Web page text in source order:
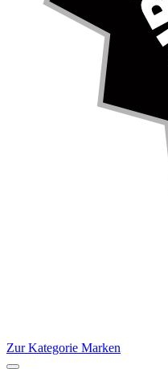
Zur Kategorie Marken